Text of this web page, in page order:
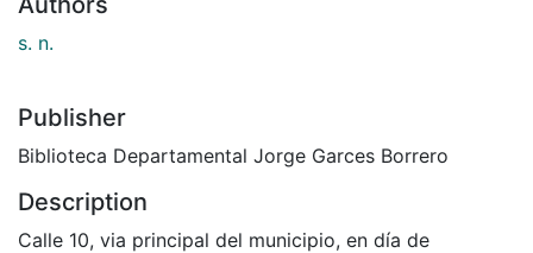
s. n.
Publisher
Biblioteca Departamental Jorge Garces Borrero
Description
Calle 10, via principal del municipio, en día de